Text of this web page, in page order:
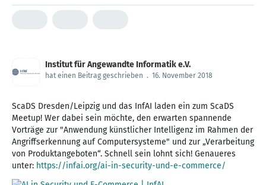
Institut für Angewandte Informatik e.V.
hat einen Beitrag geschrieben . 16. November 2018
ScaDS Dresden/Leipzig und das InfAI laden ein zum ScaDS
Meetup! Wer dabei sein möchte, den erwarten spannende
Vorträge zur "Anwendung künstlicher Intelligenz im Rahmen der
Angriffserkennung auf Computersysteme" und zur „Verarbeitung
von Produktangeboten“. Schnell sein lohnt sich! Genaueres
unter: https://infai.org/ai-in-security-und-e-commerce/